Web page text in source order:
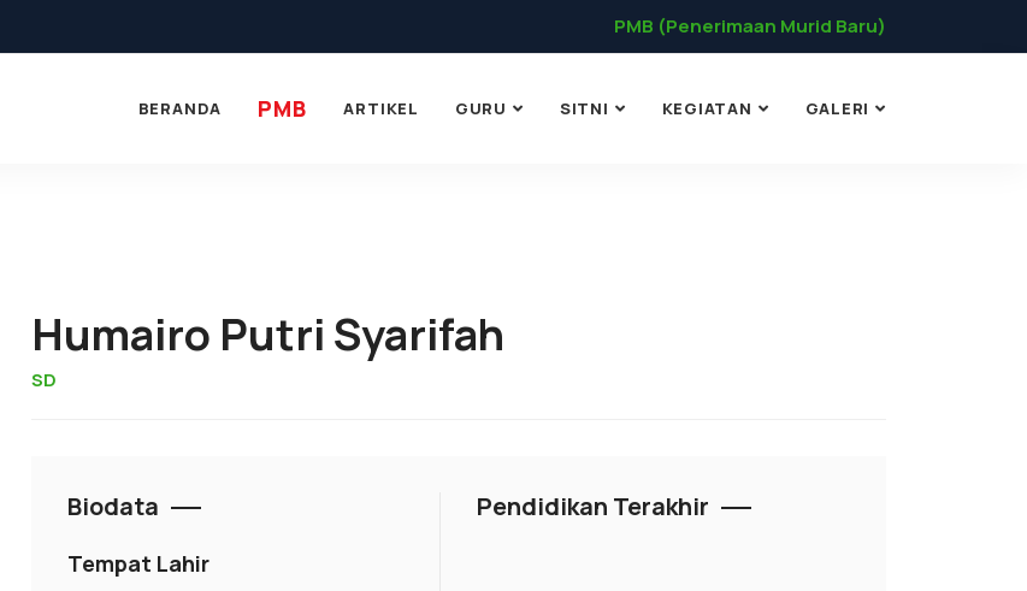
PMB (Penerimaan Murid Baru)
BERANDA PMB ARTIKEL GURU SITNI KEGIATAN GALERI
Humairo Putri Syarifah
SD
Biodata
Tempat Lahir
Pendidikan Terakhir